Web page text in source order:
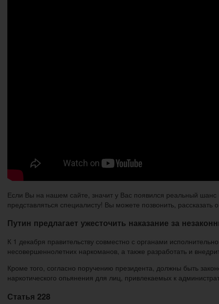
Если Вы на нашем сайте, значит у Вас появился реальный
представляться специалисту! Вы можете позвонить, рассказать
Путин предлагает ужесточить наказание за
К 1 декабря правительству совместно с органами
несовершеннолетних наркоманов, а также разработать и
Кроме того, согласно поручению президента, должны быть
наркотического опьянения для лиц, привлекаемых к
Статья 228